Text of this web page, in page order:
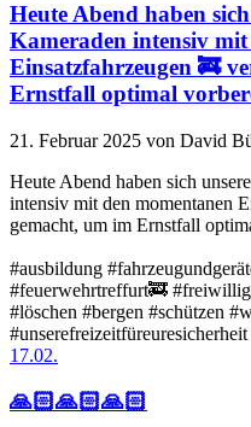
Heute Abend haben
Kameraden intensiv
Einsatzfahrzeugen 🚒
Ernstfall optimal
21. Februar 2025 von David
Heute Abend haben sich
intensiv mit den momentanen
gemacht, um im Ernstfall
#ausbildung
#feuerwehrtreffurt🚒
#löschen #bergen #schützen
#unserefreizeitfüreuresicherheit
17.02.
🙏🏻🙏🏻🙏🏻